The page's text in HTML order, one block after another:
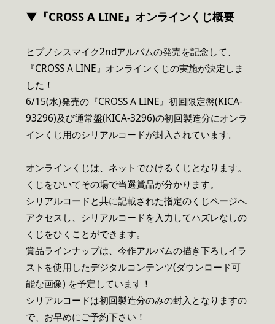
▼『CROSS A LINE』オンラインくじ概要
ヒプノシスマイク2ndアルバムの発売を記念して、
『CROSS A LINE』オンラインくじの実施が決定しま
した！
6/15(水)発売の『CROSS A LINE』初回限定盤(KICA-
93296)及び通常盤(KICA-3296)の初回製造分にオンラ
インくじ用のシリアルコードが封入されています。
オンラインくじは、ネットでひけるくじとなります。
くじをひいてその場で当選賞品が分かります。
シリアルコードと共に記載された指定のくじページへ
アクセスし、シリアルコードを入力してハズレなしの
くじをひくことができます。
賞品ラインナップは、今作アルバムの描き下ろしイラ
ストを使用したデジタルコンテンツ(ダウンロード可
能な画像) を予定しています！
シリアルコードは初回製造分のみの封入となりますの
で、お早めにご予約下さい！